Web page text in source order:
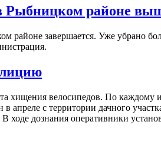
Рыбницком районе
районе завершается. Уже убрано
хищения велосипедов. По каждому
с территории дачного
ходе дознания оперативники